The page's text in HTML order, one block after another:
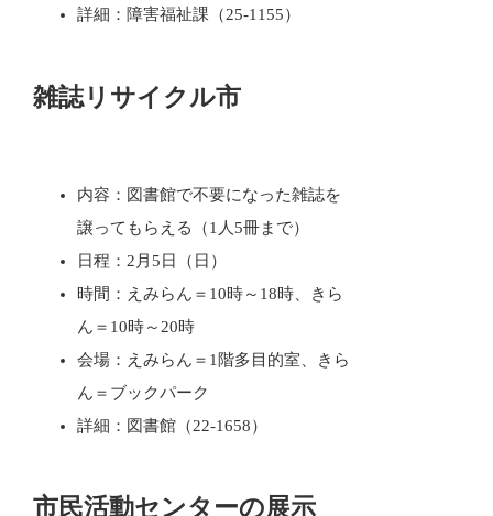
詳細：障害福祉課（25-1155）
雑誌リサイクル市
内容：図書館で不要になった雑誌を
譲ってもらえる（1人5冊まで）
日程：2月5日（日）
時間：えみらん＝10時～18時、きら
ん＝10時～20時
会場：えみらん＝1階多目的室、きら
ん＝ブックパーク
詳細：図書館（22-1658）
市民活動センターの展示